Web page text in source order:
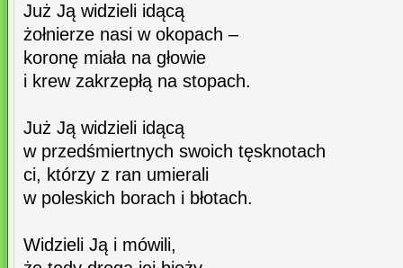
Już Ją widzieli idącą
żołnierze nasi w okopach –
koronę miała na głowie
i krew zakrzepłą na stopach.
Już Ją widzieli idącą
w przedśmiertnych swoich tęsknotach
ci, którzy z ran umierali
w poleskich borach i błotach.
Widzieli Ją i mówili,